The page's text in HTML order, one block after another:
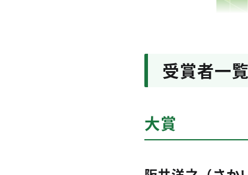
受賞者一覧
大賞